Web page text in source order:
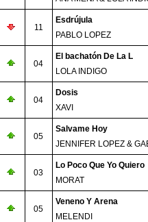
11
Esdrújula
PABLO LOPEZ
04
El bachatón De La L
LOLA INDIGO
04
Dosis
XAVI
05
Salvame Hoy
JENNIFER LOPEZ &
03
Lo Poco Que Yo Quiero
MORAT
05
Veneno Y Arena
MELENDI